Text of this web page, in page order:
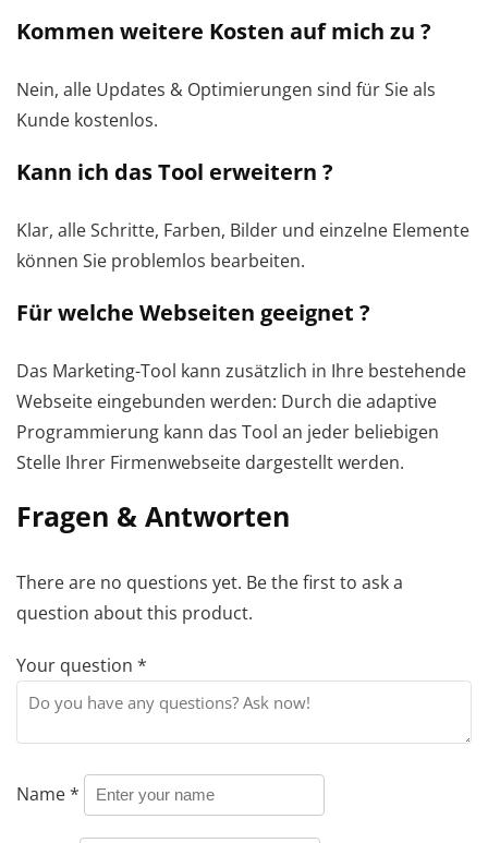
Kommen weitere Kosten auf mich zu ?
Nein, alle Updates & Optimierungen sind für Sie als
Kunde kostenlos.
Kann ich das Tool erweitern ?
Klar, alle Schritte, Farben, Bilder und einzelne Elemente
können Sie problemlos bearbeiten.
Für welche Webseiten geeignet ?
Das Marketing-Tool kann zusätzlich in Ihre bestehende
Webseite eingebunden werden: Durch die adaptive
Programmierung kann das Tool an jeder beliebigen
Stelle Ihrer Firmenwebseite dargestellt werden.
Fragen & Antworten
There are no questions yet. Be the first to ask a
question about this product.
Your question *
Name*